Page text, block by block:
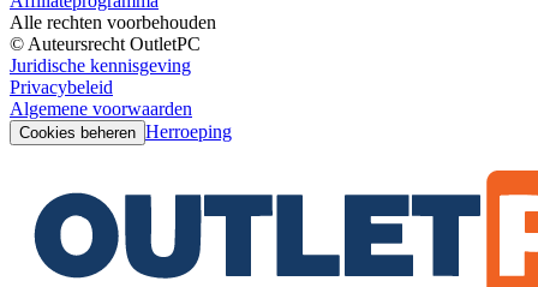
Alle rechten voorbehouden
© Auteursrecht OutletPC
Juridische kennisgeving
Privacybeleid
Algemene voorwaarden
Cookies beheren Herroeping